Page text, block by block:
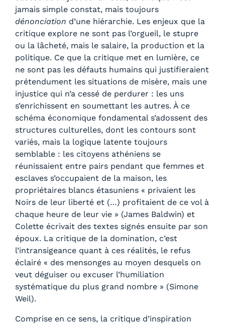
jamais simple constat, mais toujours
dénonciation d’une hiérarchie. Les enjeux que la
critique explore ne sont pas l’orgueil, le stupre
ou la lâcheté, mais le salaire, la production et la
politique. Ce que la critique met en lumière, ce
ne sont pas les défauts humains qui justifieraient
prétendument les situations de misère, mais une
injustice qui n’a cessé de perdurer : les uns
s’enrichissent en soumettant les autres. À ce
schéma économique fondamental s’adossent des
structures culturelles, dont les contours sont
variés, mais la logique latente toujours
semblable : les citoyens athéniens se
réunissaient entre pairs pendant que femmes et
esclaves s’occupaient de la maison, les
propriétaires blancs étasuniens « privaient les
Noirs de leur liberté et (…) profitaient de ce vol à
chaque heure de leur vie » (James Baldwin) et
Colette écrivait des textes signés ensuite par son
époux. La critique de la domination, c’est
l’intransigeance quant à ces réalités, le refus
éclairé « des mensonges au moyen desquels on
veut déguiser ou excuser l’humiliation
systématique du plus grand nombre » (Simone
Weil).
Comprise en ce sens, la critique d’inspiration